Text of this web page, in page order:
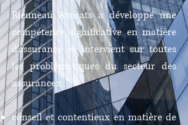
Rieuneau Avocats a développé une
compétence significative en matière
d'assurance et intervient sur toutes
les problématiques du secteur des
assurances:
conseil et contentieux en matière de